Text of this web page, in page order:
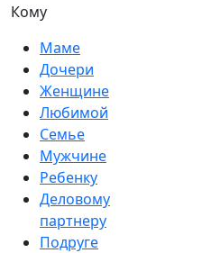
Кому
Маме
Дочери
Женщине
Любимой
Семье
Мужчине
Ребенку
Деловому
партнеру
Подруге